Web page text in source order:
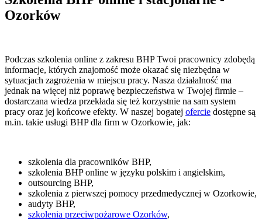
Ozorków
Podczas szkolenia online z zakresu BHP Twoi pracownicy zdobędą
informacje, których znajomość może okazać się niezbędna w
sytuacjach zagrożenia w miejscu pracy. Nasza działalność ma
jednak na więcej niż poprawę bezpieczeństwa w Twojej firmie –
dostarczana wiedza przekłada się też korzystnie na sam system
pracy oraz jej końcowe efekty. W naszej bogatej ofercie dostępne są
m.in. takie usługi BHP dla firm w Ozorkowie, jak:
szkolenia dla pracowników BHP,
szkolenia BHP online w języku polskim i angielskim,
outsourcing BHP,
szkolenia z pierwszej pomocy przedmedycznej w Ozorkowie,
audyty BHP,
szkolenia przeciwpożarowe Ozorków,